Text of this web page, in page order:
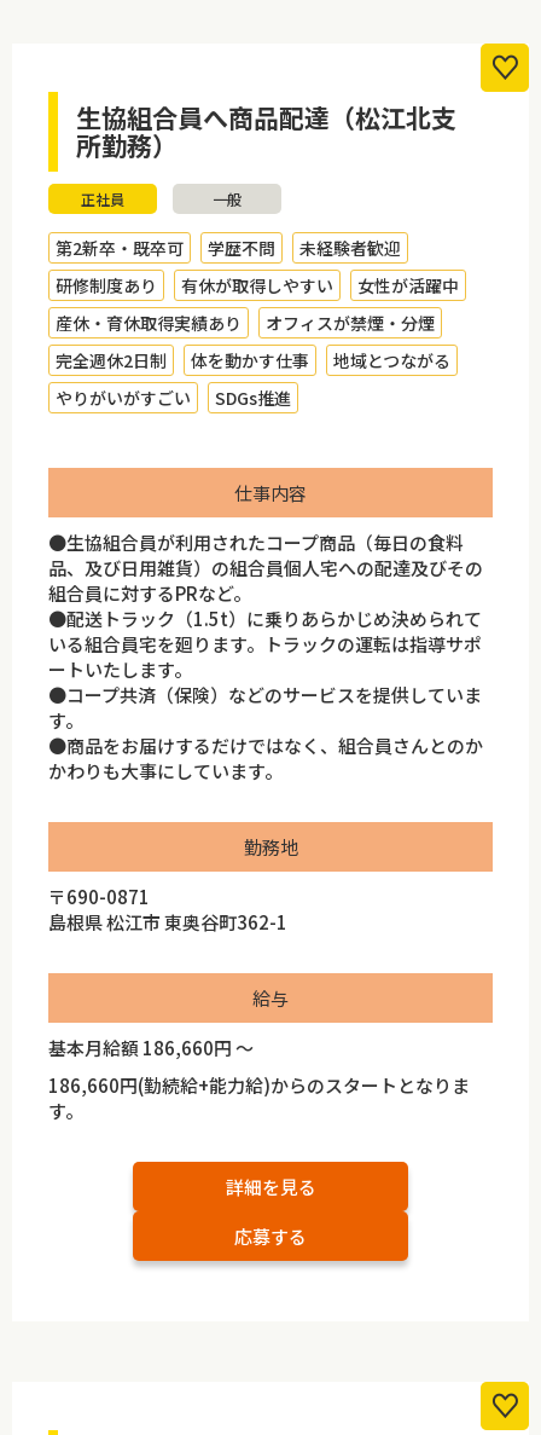
生協組合員へ商品配達（松江北支
所勤務）
正社員 一般
第2新卒・既卒可 学歴不問
未経験者歓迎
研修制度あり
有休が取得しやすい
女性が活躍中
産休・育休取得実績あり
オフィスが禁煙・分煙
完全週休2日制
体を動かす仕事
地域とつながる
やりがいがすごい
SDGs推進
仕事内容
●生協組合員が利用されたコープ商品（毎日の食料
品、及び日用雑貨）の組合員個人宅への配達及びその
組合員に対するPRなど。
●配送トラック（1.5t）に乗りあらかじめ決められて
いる組合員宅を廻ります。トラックの運転は指導サポ
ートいたします。
●コープ共済（保険）などのサービスを提供していま
す。
●商品をお届けするだけではなく、組合員さんとのか
かわりも大事にしています。
勤務地
〒690-0871
島根県 松江市 東奥谷町362-1
給与
基本月給額 186,660円 ～
186,660円(勤続給+能力給)からのスタートとなりま
す。
詳細を見る
応募する